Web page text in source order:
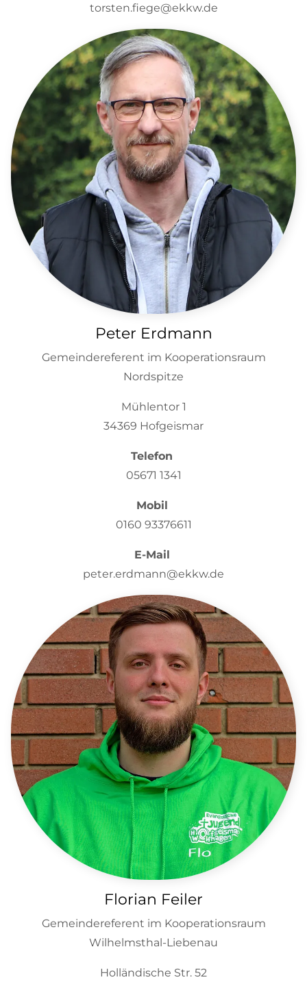
torsten.fiege@ekkw.de
Peter Erdmann
Gemeindereferent im Kooperationsraum
Nordspitze
Mühlentor 1
34369 Hofgeismar
Telefon
05671 1341
Mobil
0160 93376611
E-Mail
peter.erdmann@ekkw.de
Florian Feiler
Gemeindereferent im Kooperationsraum
Wilhelmsthal-Liebenau
Holländische Str. 52